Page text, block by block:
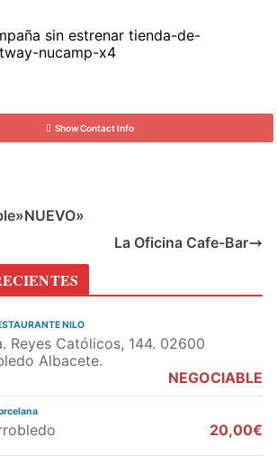
sin estrenar tienda-de-
nucamp-x4
Show Contact Info
La Oficina Cafe-Bar
NILO
Reyes Católicos, 144. 02600
Albacete.
NEGOCIABLE
20,00€